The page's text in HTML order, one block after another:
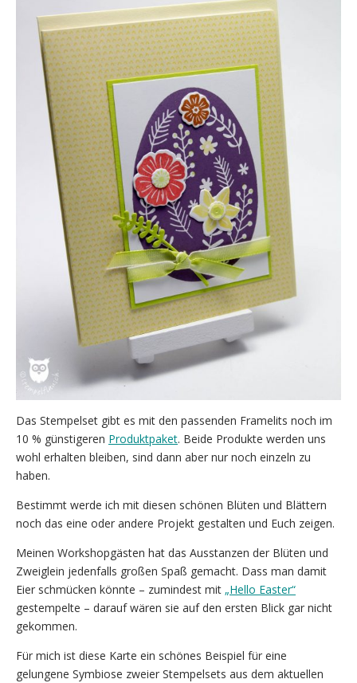
Das Stempelset gibt es mit den passenden Framelits noch im
10 % günstigeren Produktpaket. Beide Produkte werden uns
wohl erhalten bleiben, sind dann aber nur noch einzeln zu
haben.
Bestimmt werde ich mit diesen schönen Blüten und Blättern
noch das eine oder andere Projekt gestalten und Euch zeigen.
Meinen Workshopgästen hat das Ausstanzen der Blüten und
Zweiglein jedenfalls großen Spaß gemacht. Dass man damit
Eier schmücken könnte – zumindest mit „Hello Easter“
gestempelte – darauf wären sie auf den ersten Blick gar nicht
gekommen.
Für mich ist diese Karte ein schönes Beispiel für eine
gelungene Symbiose zweier Stempelsets aus dem aktuellen